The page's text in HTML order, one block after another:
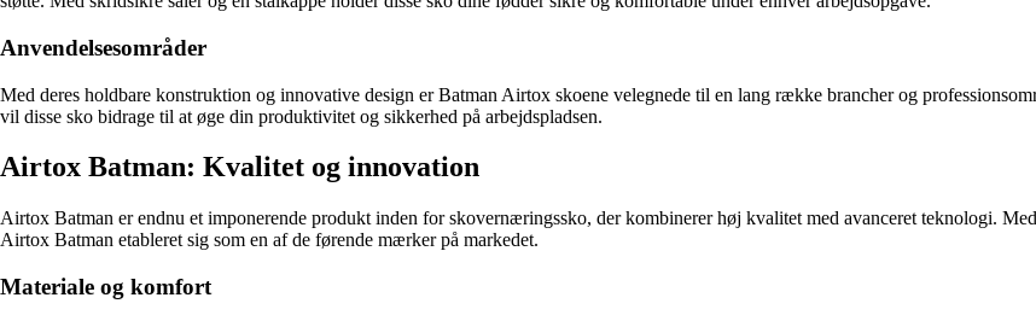
Anvendelsesområder
Med deres holdbare konstruktion og innovative design er Batman Airtox skoene velegnede til en lang række brancher og
vil disse sko bidrage til at øge din produktivitet og sikkerhed på arbejdspladsen.
Airtox Batman: Kvalitet og innovation
Airtox Batman er endnu et imponerende produkt inden for skovernæringssko, der kombinerer høj kvalitet med avanceret teknologi.
Airtox Batman etableret sig som en af de førende mærker på markedet.
Materiale og komfort